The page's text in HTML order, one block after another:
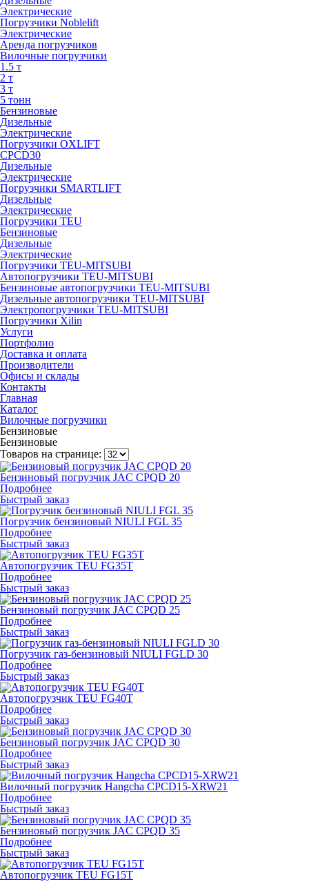
Электрические
Погрузчики Noblelift
Электрические
Аренда погрузчиков
Вилочные погрузчики
1.5 т
2 т
3 т
5 тонн
Бензиновые
Дизельные
Электрические
Погрузчики OXLIFT
CPCD30
Дизельные
Электрические
Погрузчики SMARTLIFT
Дизельные
Электрические
Погрузчики TEU
Бензиновые
Дизельные
Электрические
Погрузчики TEU-MITSUBI
Автопогрузчики TEU-MITSUBI
Бензиновые автопогрузчики TEU-MITSUBI
Дизельные автопогрузчики TEU-MITSUBI
Электропогрузчики TEU-MITSUBI
Погрузчики Xilin
Услуги
Портфолио
Доставка и оплата
Производители
Офисы и склады
Контакты
Главная
Каталог
Вилочные погрузчики
Бензиновые
Бензиновые
Товаров на странице:
Бензиновый погрузчик JAC CPQD 20
Подробнее
Быстрый заказ
Погрузчик бензиновый NIULI FGL 35
Подробнее
Быстрый заказ
Автопогрузчик TEU FG35T
Подробнее
Быстрый заказ
Бензиновый погрузчик JAC CPQD 25
Подробнее
Быстрый заказ
Погрузчик газ-бензиновый NIULI FGLD 30
Подробнее
Быстрый заказ
Автопогрузчик TEU FG40T
Подробнее
Быстрый заказ
Бензиновый погрузчик JAC CPQD 30
Подробнее
Быстрый заказ
Вилочный погрузчик Hangcha CPCD15-XRW21
Подробнее
Быстрый заказ
Бензиновый погрузчик JAC CPQD 35
Подробнее
Быстрый заказ
Автопогрузчик TEU FG15T